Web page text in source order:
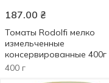
187.00 ₴
Томаты Rodolfi мелко
измельченные
консервированные 400г
400 г